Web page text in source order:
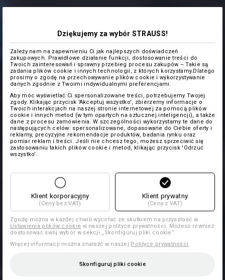
Dziękujemy za wybór STRAUSS!
Zależy nam na zapewnieniu Ci jak najlepszych doświadczeń
zakupowych. Prawidłowe działanie funkcji, dostosowanie treści do
Twoich zainteresowań i sprawny przebieg procesu zakupów – Takie są
zadania plików cookie i innych technologii, z których korzystamy.Dlatego
prosimy o zgodę na przechowywanie plików cookie i wykorzystywanie
danych zgodnie z Twoimi indywidualnymi preferencjami.
Aby móc wyświetlać Ci spersonalizowane treści, potrzebujemy Twojej
zgody. Klikając przycisk 'Akceptuj wszystko', zbierzemy informacje o
Twoich interakcjach na naszej stronie internetowej za pomocą plików
cookie i innych metod (w tym opartych na sztucznej inteligencji), a także
dane z procesu zamówienia. W szczególności wykorzystamy te dane do
następujących celów: spersonalizowane, dopasowane do Ciebie oferty i
reklamy, precyzyjne rekomendacje produktów, badania rynku oraz
pomiar reklam i treści. Jeśli nie chcesz tego, możesz sprzeciwić się
zastosowaniu takich plików cookie i metod, klikając przycisk 'Odrzuć
wszystko'.
Klient korporacyjny
(Ceny bez VAT)
Klient prywatny
(Ceny z VAT)
Zgodę można w każdej chwili wycofać ze skutkiem na przyszłość w
Ustawienia plików cookie w naszej polityce prywatności. Możesz również
dostosować swój wybór w sekcji „Skonfiguruj pliki cookie”.
Więcej informacji można znaleźć w naszej Polityce prywatności
Skonfiguruj pliki cookie